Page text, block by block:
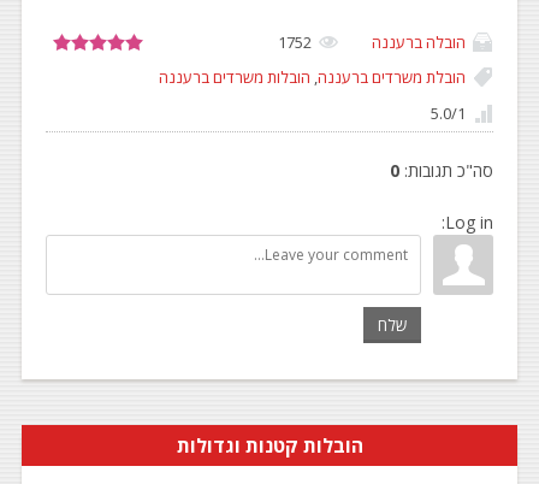
הובלה ברעננה
1752
הובלת משרדים ברעננה, הובלות משרדים ברעננה
5.0/1
סה"כ תגובות:
0
Log in:
שלח
הובלות קטנות וגדולות